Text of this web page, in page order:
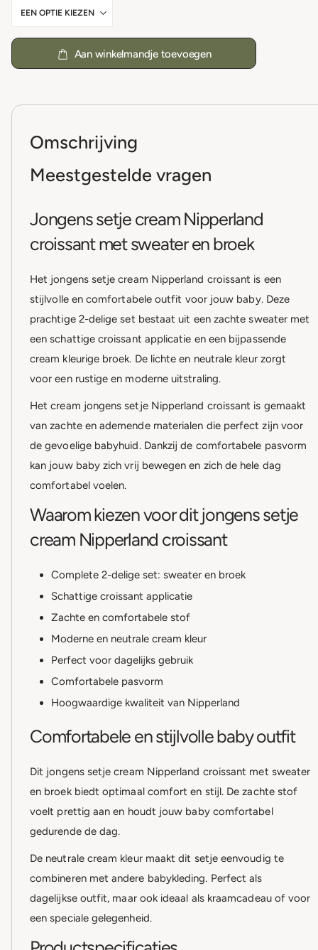
Aan winkelmandje toevoegen
Omschrijving
Meestgestelde vragen
Jongens setje cream Nipperland
croissant met sweater en broek
Het jongens setje cream Nipperland croissant is een
stijlvolle en comfortabele outfit voor jouw baby. Deze
prachtige 2-delige set bestaat uit een zachte sweater met
een schattige croissant applicatie en een bijpassende
cream kleurige broek. De lichte en neutrale kleur zorgt
voor een rustige en moderne uitstraling.
Het cream jongens setje Nipperland croissant is gemaakt
van zachte en ademende materialen die perfect zijn voor
de gevoelige babyhuid. Dankzij de comfortabele pasvorm
kan jouw baby zich vrij bewegen en zich de hele dag
comfortabel voelen.
Waarom kiezen voor dit jongens setje
cream Nipperland croissant
Complete 2-delige set: sweater en broek
Schattige croissant applicatie
Zachte en comfortabele stof
Moderne en neutrale cream kleur
Perfect voor dagelijks gebruik
Comfortabele pasvorm
Hoogwaardige kwaliteit van Nipperland
Comfortabele en stijlvolle baby outfit
Dit jongens setje cream Nipperland croissant met sweater
en broek biedt optimaal comfort en stijl. De zachte stof
voelt prettig aan en houdt jouw baby comfortabel
gedurende de dag.
De neutrale cream kleur maakt dit setje eenvoudig te
combineren met andere babykleding. Perfect als
dagelijkse outfit, maar ook ideaal als kraamcadeau of voor
een speciale gelegenheid.